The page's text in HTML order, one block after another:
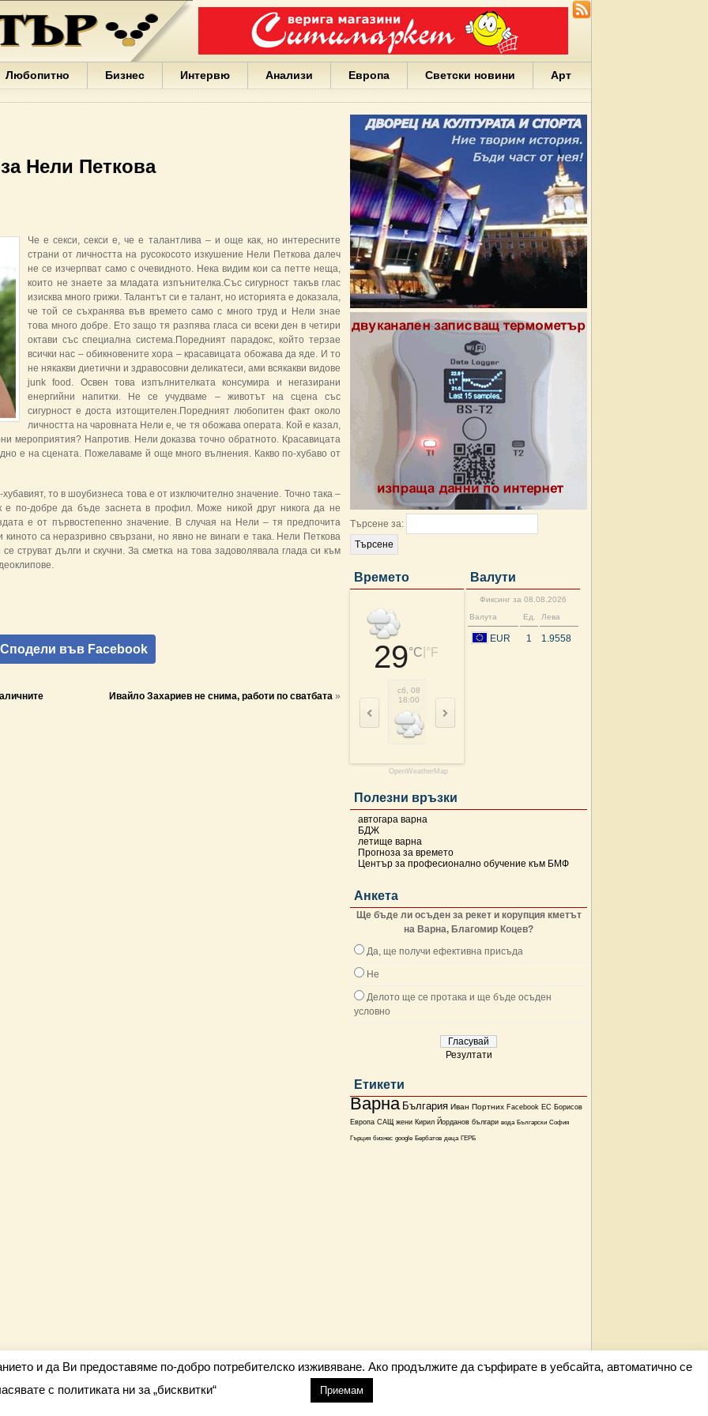
Варна
България
Портних
Facebook
ЕС
Борисов
Европа
Гърция
бизнес
google
деца
Бербатов
ГЕРБ
Любопитно Бизнес Интервю Анализи Европа Светски новини Арт
Търсене за:
Времето
29°C °F
сб, 08
18:00
21:00
OpenWeatherMap
Валути
Фиксинг за 08.08.2026
Валута
Ед. Лева
EUR 1 1.9558
Полезни връзки
автогара варна
БДЖ
летище варна
Прогноза за времето
Център за професионално обучение към БМФ
Анкета
Ще бъде ли осъден за рекет и корупция кметът
на Варна, Благомир Коцев?
Да, ще получи ефективна присъда
Не
Делото ще се протака и ще бъде осъден
условно
Резултати
Етикети
Варна България Иван Портних Facebook ЕС Борисов
Европа САЩ жени Кирил Йорданов българи вода Български София
Гърция бизнес google Бербатов деца ГЕРБ
Нели Петкова
Че е секси, секси е, че е талантлива – и още как, но интересните
страни от личността на русокосото изкушение Нели Петкова далеч
не се изчерпват само с очевидното. Нека видим кои са петте неща,
които не знаете за младата изпънителка.Със сигурност такъв глас
изисква много грижи. Талантът си е талант, но историята е доказала,
че той се съхранява във времето само с много труд и Нели знае
това много добре. Ето защо тя разпява гласа си всеки ден в четири
октави със специална система.Поредният парадокс, който терзае
всички нас – обикновените хора – красавицата обожава да яде. И то
не някакви диетични и здравосовни деликатеси, ами всякакви видове
junk food. Освен това изпълнителката консумира и негазирани
енергийни напитки. Не се учудваме – животът на сцена със
сигурност е доста изтощителен.Поредният любопитен факт около
личността на чаровната Нели е, че тя обожава операта. Кой е казал,
мероприятия? Напротив. Нели доказва точно обратното. Красавицата
е на сцената. Пожелаваме й още много вълнения. Какво по-хубаво от
то в шоубизнеса това е от изключително значение. Точно така –
е по-добре да бъде заснета в профил. Може никой друг никога да не
е от първостепенно значение. В случая на Нели – тя предпочита
киното са неразривно свързани, но явно не винаги е така. Нели Петкова
струват дълги и скучни. За сметка на това задоволявала глада си към
Сподели във Facebook
Ивайло Захариев не снима, работи по сватбата »
и да Ви предоставяме по-добро потребителско изживяване. Ако продължите да сърфирате в уебсайта, автоматично се
с политиката ни за „бисквитки“
Приемам